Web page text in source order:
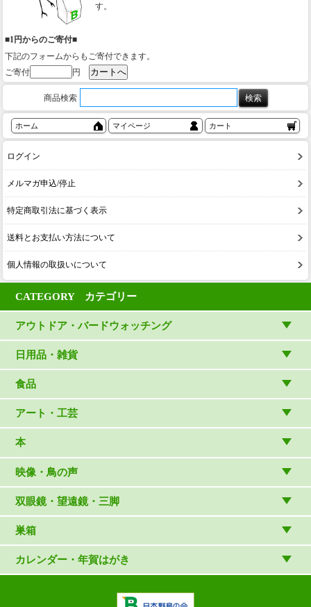
す。
■1円からのご寄付■
下記のフォームからもご寄付できます。
ご寄付
円
商品検索
ホーム マイページ カート
ログイン
メルマガ申込/停止
特定商取引法に基づく表示
送料とお支払い方法について
個人情報の取扱いについて
CATEGORY カテゴリー
アウトドア・バードウォッチング
アウトドアウェア
アウトドア雑貨
バードウォッチング用品
日用品・雑貨
リビング・キッチン・ファッション
ゲーム・ホビー・文具
食品
食品
アート・工芸
雑貨（村上康成）
マスコット・ブローチほか
本
図鑑
読み物
写真集・ガイドブック・絵本
日本野鳥の会連携団体の出版物
論文集（ストリクス）
映像・鳥の声
CD
DVD・ブルーレイ・ビデオ
鳴き声タッチペンなど
双眼鏡・望遠鏡・三脚
スターターセット
双眼鏡
巣箱
巣箱など
カレンダー・年賀はがき